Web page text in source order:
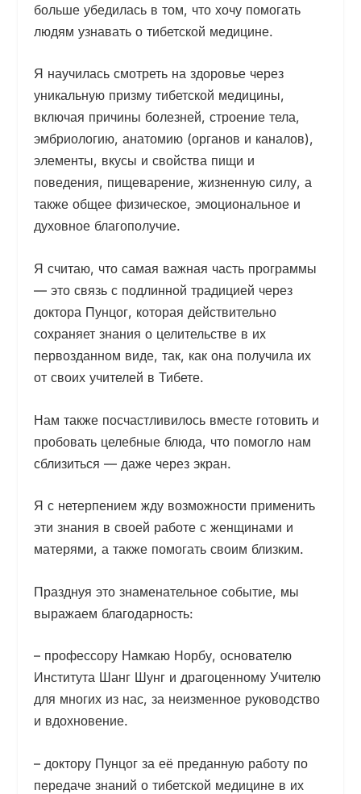
больше убедилась в том, что хочу помогать
людям узнавать о тибетской медицине.
Я научилась смотреть на здоровье через
уникальную призму тибетской медицины,
включая причины болезней, строение тела,
эмбриологию, анатомию (органов и каналов),
элементы, вкусы и свойства пищи и
поведения, пищеварение, жизненную силу, а
также общее физическое, эмоциональное и
духовное благополучие.
Я считаю, что самая важная часть программы
— это связь с подлинной традицией через
доктора Пунцог, которая действительно
сохраняет знания о целительстве в их
первозданном виде, так, как она получила их
от своих учителей в Тибете.
Нам также посчастливилось вместе готовить и
пробовать целебные блюда, что помогло нам
сблизиться — даже через экран.
Я с нетерпением жду возможности применить
эти знания в своей работе с женщинами и
матерями, а также помогать своим близким.
Празднуя это знаменательное событие, мы
выражаем благодарность:
– профессору Намкаю Норбу, основателю
Института Шанг Шунг и драгоценному Учителю
для многих из нас, за неизменное руководство
и вдохновение.
– доктору Пунцог за её преданную работу по
передаче знаний о тибетской медицине в их